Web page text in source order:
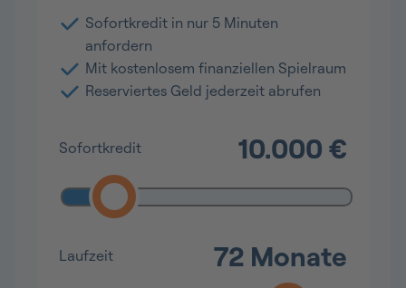
Sofortkredit in nur 5 Minuten
anfordern
Mit kostenlosem finanziellen Spielraum
Reserviertes Geld jederzeit abrufen